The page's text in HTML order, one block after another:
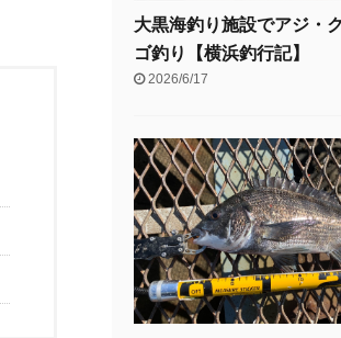
大黒海釣り施設でアジ・
ゴ釣り【横浜釣行記】
2026/6/17